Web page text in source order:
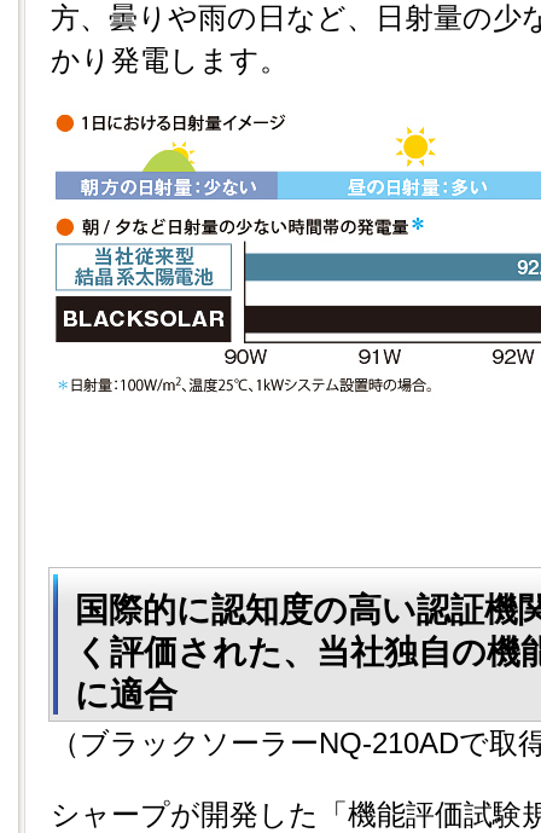
方、曇りや雨の日など、日射量の少
かり発電します。
国際的に認知度の高い認証機
く評価された、当社独自の機
に適合
（ブラックソーラーNQ-210ADで取
シャープが開発した「機能評価試験